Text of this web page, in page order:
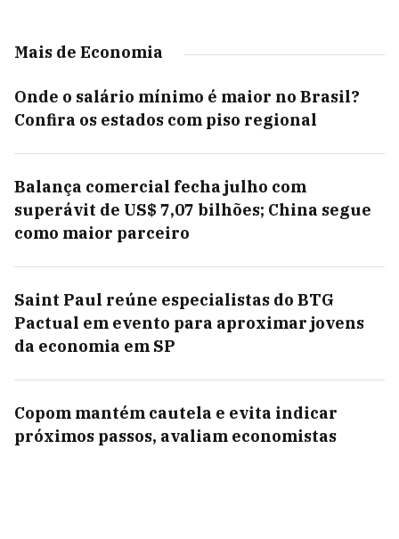
Mais de Economia
Onde o salário mínimo é maior no Brasil?
Confira os estados com piso regional
Balança comercial fecha julho com
superávit de US$ 7,07 bilhões; China segue
como maior parceiro
Saint Paul reúne especialistas do BTG
Pactual em evento para aproximar jovens
da economia em SP
Copom mantém cautela e evita indicar
próximos passos, avaliam economistas